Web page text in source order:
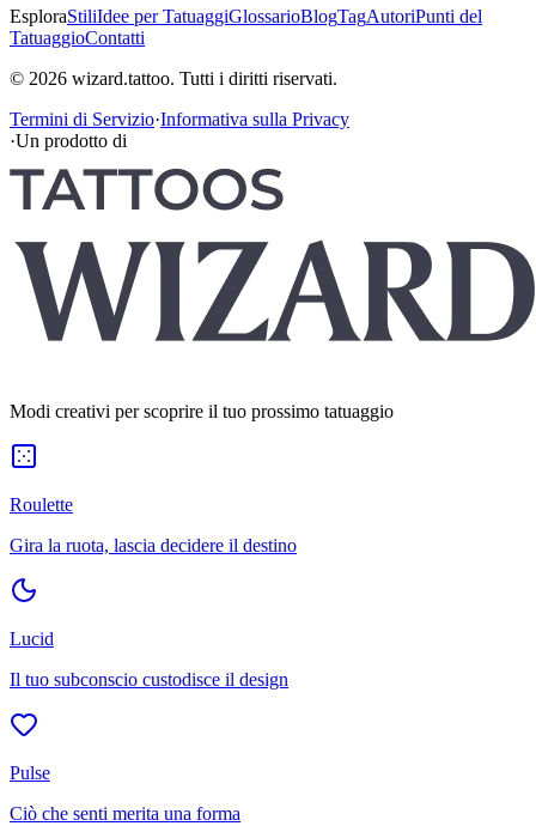
EsploraStiliIdee per TatuaggiGlossarioBlogTagAutoriPunti del
TatuaggioContatti
© 2026 wizard.tattoo. Tutti i diritti riservati.
Termini di Servizio·Informativa sulla Privacy
·Un prodotto di
Modi creativi per scoprire il tuo prossimo tatuaggio
Roulette
Gira la ruota, lascia decidere il destino
Lucid
Il tuo subconscio custodisce il design
Pulse
Ciò che senti merita una forma